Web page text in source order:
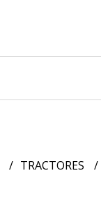
TRACTORES